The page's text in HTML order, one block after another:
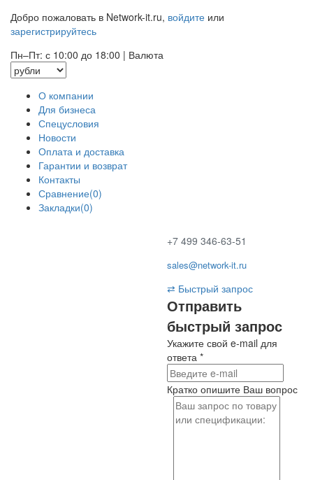
Добро пожаловать в Network-it.ru, войдите или
зарегистрируйтесь
Пн–Пт: с 10:00 до 18:00 | Валюта
О компании
Для бизнеса
Спецусловия
Новости
Оплата и доставка
Гарантии и возврат
Контакты
Сравнение(0)
Закладки(0)
+7 499 346-63-51
sales@network-it.ru
⇄ Быстрый запрос
Отправить
быстрый запрос
Укажите свой e-mail для
ответа *
Кратко опишите Ваш вопрос